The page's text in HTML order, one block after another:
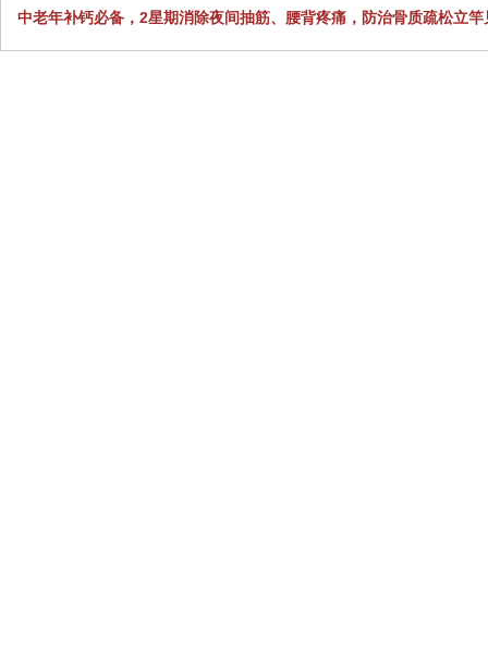
中老年补钙必备，2星期消除夜间抽筋、腰背疼痛，防治骨质疏松立竿